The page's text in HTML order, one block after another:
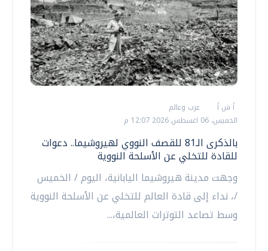
أ ش أ
عرب وعالم
الخميس، 06 اغسطس 2026 12:07 م
بالذكرى الـ81 للقصف النووي لهيروشيما.. دعوات
للقادة للتخلي عن الأسلحة النووية
وجهت مدينة هيروشيما اليابانية، اليوم / الخميس
/، نداء إلى قادة العالم للتخلي عن الأسلحة النووية
وسط تصاعد التوترات العالمية،...